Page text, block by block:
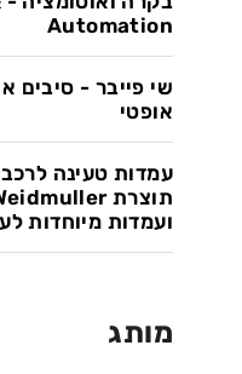
Automation
שי פייבר - סיבים
אופטי
עמדות טעינה
ועמדות מיוחדות
מותג